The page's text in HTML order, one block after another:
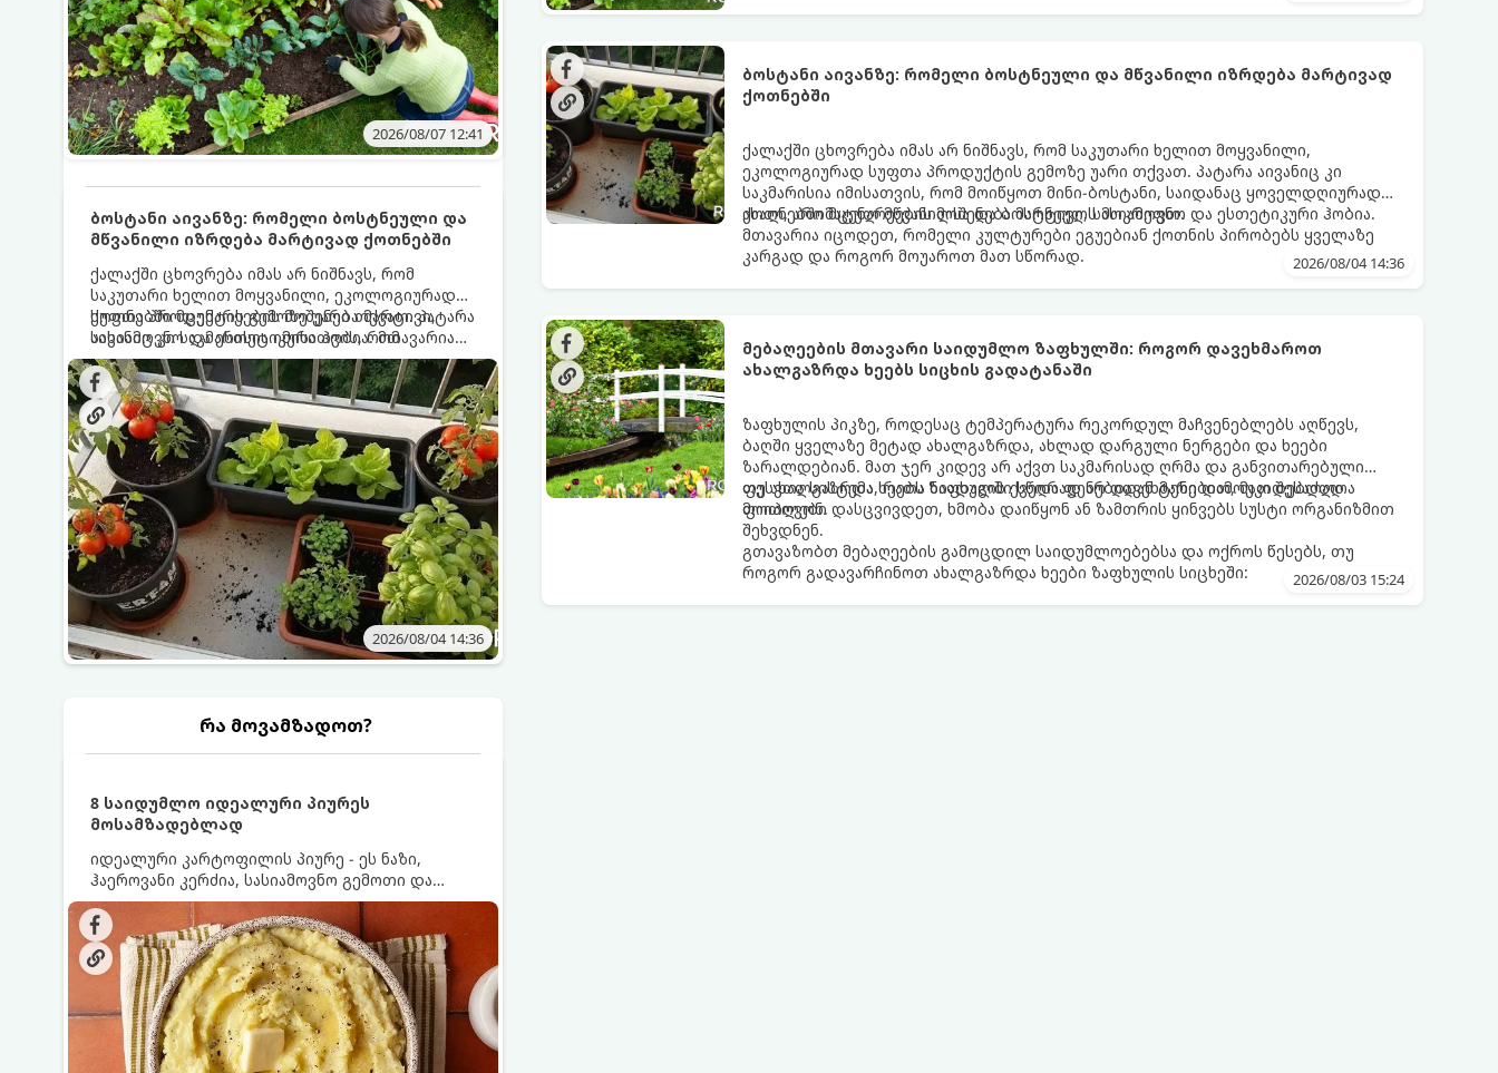
2026/08/07 12:41
ბოსტანი აივანზე: რომელი ბოსტნეული და
მწვანილი იზრდება მარტივად ქოთნებში
ქალაქში ცხოვრება იმას არ ნიშნავს, რომ
საკუთარი ხელით მოყვანილი, ეკოლოგიურად
სუფთა პროდუქტის გემოზე უარი თქვათ. პატარა
აივანიც კი საკმარისია იმისათვის, რომ
მოიწყოთ მინი-ბოსტანი, საიდანაც
ყოველდღიურად ახალ, არომატულ მწვანილსა
და ბოსტნეულს მოკრეფთ.
ქოთნებში მცენარეების მოშენება მარტივი,
სასიამოვნო და ესთეტიკური ჰობია. მთავარია
იცოდეთ, რომელი კულტურები ეგუებიან
ქოთნის პირობებს ყველაზე კარგად და როგორ
მოუაროთ მათ სწორად.
2026/08/04 14:36
რა მოვამზადოთ?
8 საიდუმლო იდეალური პიურეს
მოსამზადებლად
იდეალური კარტოფილის პიურე - ეს ნაზი,
ჰაეროვანი კერძია, სასიამოვნო გემოთი და
ნაღების-მოყვითალო ფერით. მისი მომზადება
ძალიან მარტივია, მაგრამ არსებობს რამდენიმე
საიდუმლო, რომლებიც უნდა იცოდეთ, რომ
პიურე იდეალურად გემრიელი გამოვიდეს.
ბოსტანი აივანზე: რომელი ბოსტნეული და მწვანილი იზრდება მარტივად
ქოთნებში
ქალაქში ცხოვრება იმას არ ნიშნავს, რომ საკუთარი ხელით მოყვანილი,
ეკოლოგიურად სუფთა პროდუქტის გემოზე უარი თქვათ. პატარა აივანიც კი
საკმარისია იმისათვის, რომ მოიწყოთ მინი-ბოსტანი, საიდანაც ყოველდღიურად
ახალ, არომატულ მწვანილსა და ბოსტნეულს მოკრეფთ.
ქოთნებში მცენარეების მოშენება მარტივი, სასიამოვნო და ესთეტიკური ჰობია.
მთავარია იცოდეთ, რომელი კულტურები ეგუებიან ქოთნის პირობებს ყველაზე
კარგად და როგორ მოუაროთ მათ სწორად.
2026/08/04 14:36
მებაღეების მთავარი საიდუმლო ზაფხულში: როგორ დავეხმაროთ
ახალგაზრდა ხეებს სიცხის გადატანაში
ზაფხულის პიკზე, როდესაც ტემპერატურა რეკორდულ მაჩვენებლებს აღწევს,
ბაღში ყველაზე მეტად ახალგაზრდა, ახლად დარგული ნერგები და ხეები
ზარალდებიან. მათ ჯერ კიდევ არ აქვთ საკმარისად ღრმა და განვითარებული
ფესვთა სისტემა, რათა ნიადაგის ქვედა ფენებიდან ტენი დამოუკიდებლად
მოიპოვონ.
თუ ახალგაზრდა ხეებს ზაფხულში სწორად არ დავეხმარებით, მათ შესაძლოა
ფოთლები დასცვივდეთ, ხმობა დაიწყონ ან ზამთრის ყინვებს სუსტი ორგანიზმით
შეხვდნენ.
გთავაზობთ მებაღეების გამოცდილ საიდუმლოებებსა და ოქროს წესებს, თუ
როგორ გადავარჩინოთ ახალგაზრდა ხეები ზაფხულის სიცხეში:
2026/08/03 15:24